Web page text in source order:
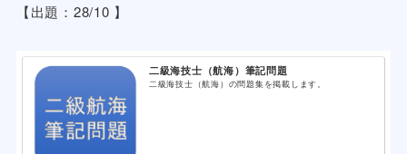
【出題：28/10 】
二級海技士（航海）筆記問題
二級海技士（航海）の問題集を掲載します。